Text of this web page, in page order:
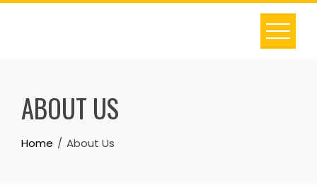
Skip
ABOUT US
Home About Us